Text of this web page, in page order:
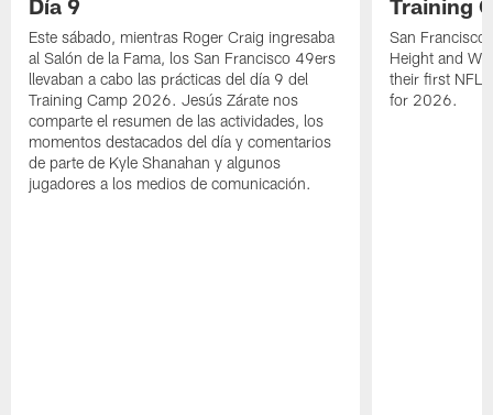
Este sábado, mientras Roger Craig ingresaba
al Salón de la Fama, los San Francisco 49ers
llevaban a cabo las prácticas del día 9 del
Training Camp 2026. Jesús Zárate nos
comparte el resumen de las actividades, los
momentos destacados del día y comentarios
de parte de Kyle Shanahan y algunos
jugadores a los medios de comunicación.
San Francisco
Height and
their first NFL
for 2026.